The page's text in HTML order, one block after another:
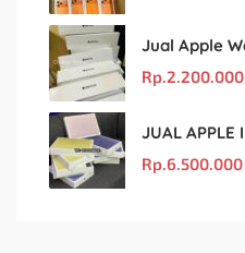
Rp.2.200.000
Rp.6.500.000